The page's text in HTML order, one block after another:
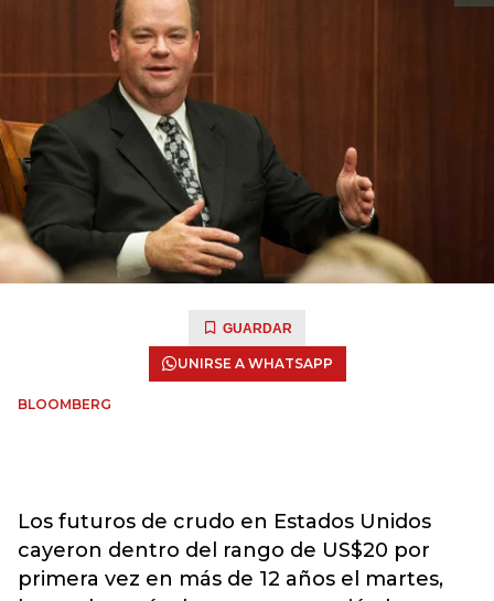
GUARDAR
UNIRSE A WHATSAPP
BLOOMBERG
Los futuros de crudo en Estados Unidos
cayeron dentro del rango de US$20 por
primera vez en más de 12 años el martes,